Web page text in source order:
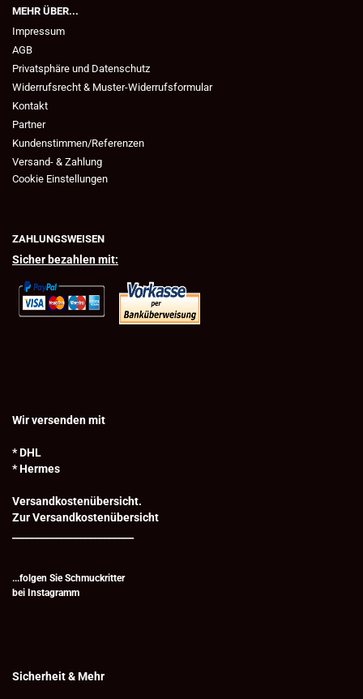
MEHR ÜBER...
Impressum
AGB
Privatsphäre und Datenschutz
Widerrufsrecht & Muster-Widerrufsformular
Kontakt
Partner
Kundenstimmen/Referenzen
Versand- & Zahlung
Cookie Einstellungen
ZAHLUNGSWEISEN
Sicher bezahlen mit:
Wir versenden mit
* DHL
* Hermes
Versandkostenübersicht.
Zur Versandkostenübersicht
...folgen Sie Schmuckritter
bei Instagramm
Sicherheit & Mehr